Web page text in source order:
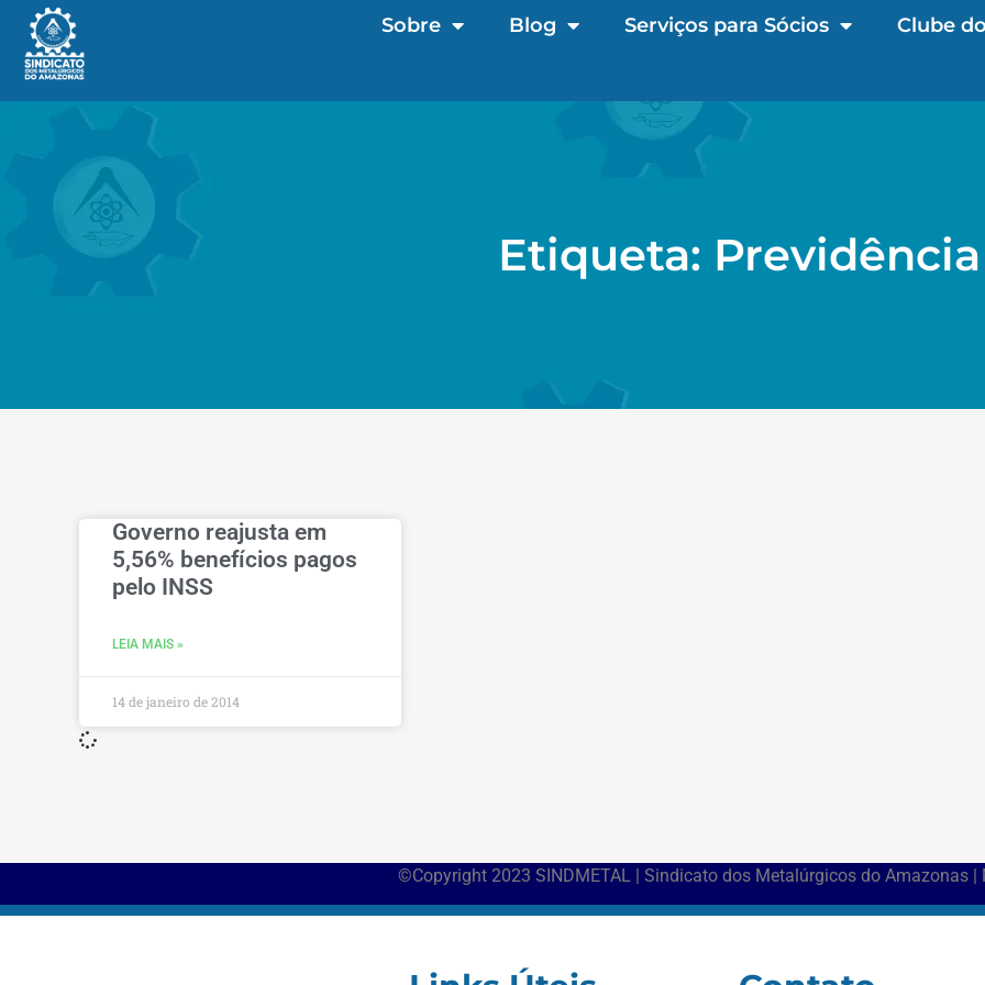
Sobre Blog Serviços para Sócios Clube
Etiqueta: Previdência
Governo reajusta em
5,56% benefícios pagos
pelo INSS
LEIA MAIS »
14 de janeiro de 2014
©Copyright 2023 SINDMETAL | Sindicato dos Metalúrgicos do Amazonas |